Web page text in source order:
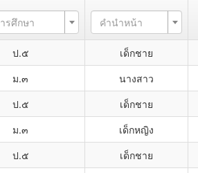
รศึกษา คำนำหน้า
ป.๕ เด็กชาย
ม.๓ นางสาว
ป.๕ เด็กชาย
ม.๓ เด็กหญิง
ป.๕ เด็กชาย